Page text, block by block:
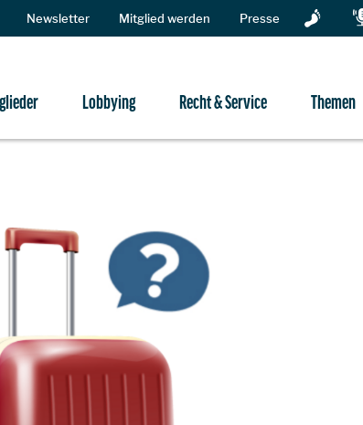
Newsletter Mitglied werden Presse
Lobbying Recht & Service Themen